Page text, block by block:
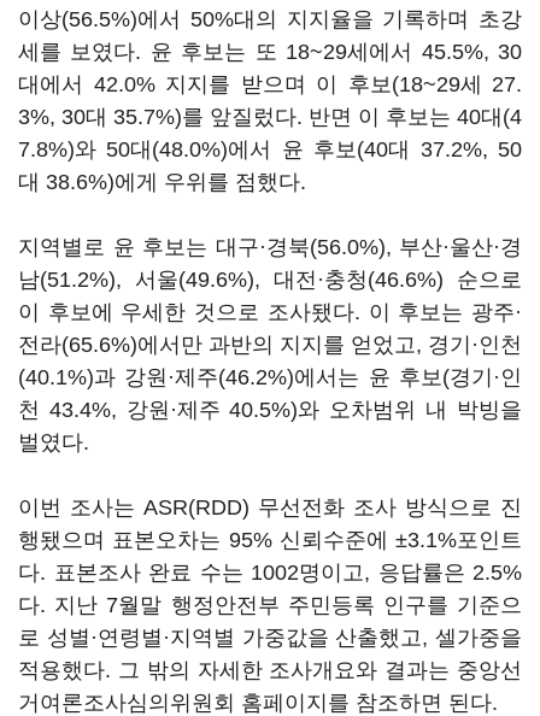
이상(56.5%)에서 50%대의 지지율을 기록하며 초강
세를 보였다. 윤 후보는 또 18~29세에서 45.5%, 30
대에서 42.0% 지지를 받으며 이 후보(18~29세 27.
3%, 30대 35.7%)를 앞질렀다. 반면 이 후보는 40대(4
7.8%)와 50대(48.0%)에서 윤 후보(40대 37.2%, 50
대 38.6%)에게 우위를 점했다.
지역별로 윤 후보는 대구·경북(56.0%), 부산·울산·경
남(51.2%), 서울(49.6%), 대전·충청(46.6%) 순으로
이 후보에 우세한 것으로 조사됐다. 이 후보는 광주·
전라(65.6%)에서만 과반의 지지를 얻었고, 경기·인천
(40.1%)과 강원·제주(46.2%)에서는 윤 후보(경기·인
천 43.4%, 강원·제주 40.5%)와 오차범위 내 박빙을
벌였다.
이번 조사는 ASR(RDD) 무선전화 조사 방식으로 진
행됐으며 표본오차는 95% 신뢰수준에 ±3.1%포인트
다. 표본조사 완료 수는 1002명이고, 응답률은 2.5%
다. 지난 7월말 행정안전부 주민등록 인구를 기준으
로 성별·연령별·지역별 가중값을 산출했고, 셀가중을
적용했다. 그 밖의 자세한 조사개요와 결과는 중앙선
거여론조사심의위원회 홈페이지를 참조하면 된다.